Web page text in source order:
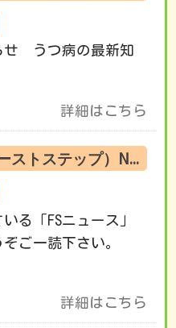
せ うつ病の最新知
詳細はこちら
FSニュース（ファーストステップ）No.220 6月の活動です
る「FSニュース」
ご一読下さい。
詳細はこちら